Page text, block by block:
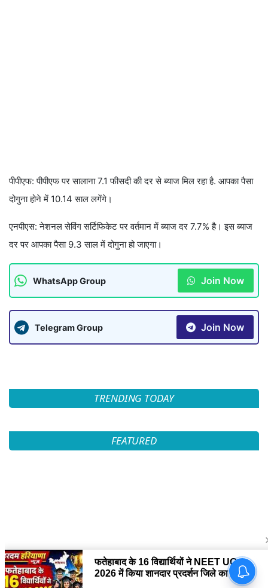
पीपीएफ: पीपीएफ पर सालाना 7.1 फीसदी की दर से ब्याज मिल रहा है. आपका पैसा
दोगुना होने में 10.14 साल लगेंगे।
एनपीएस: नेशनल सेविंग सर्टिफिकेट पर वर्तमान में ब्याज दर 7.7% है। इस ब्याज
दर पर आपका पैसा 9.3 साल में दोगुना हो जाएगा।
WhatsApp Group Join Now
Telegram Group Join Now
TRENDING TODAY
FEATURED